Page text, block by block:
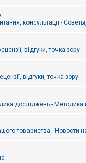
консультації -
відгуки, точка зору
відгуки, точка зору
досліджень - Методика
товариства - Новости